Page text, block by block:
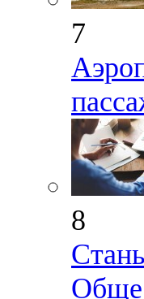
7
8